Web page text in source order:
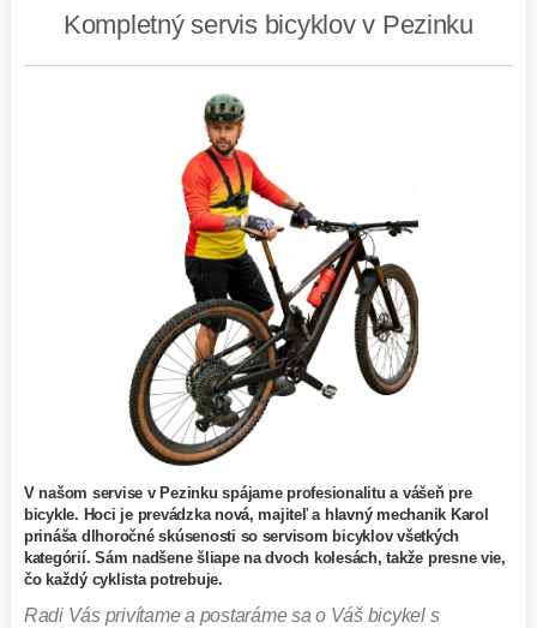
Kompletný servis bicyklov v Pezinku
V našom servise v Pezinku spájame profesionalitu a vášeň pre
bicykle. Hoci je prevádzka nová, majiteľ a hlavný mechanik Karol
prináša dlhoročné skúsenosti so servisom bicyklov všetkých
kategórií. Sám nadšene šliape na dvoch kolesách, takže presne vie,
čo každý cyklista potrebuje.
Radi Vás privítame a postaráme sa o Váš bicykel s